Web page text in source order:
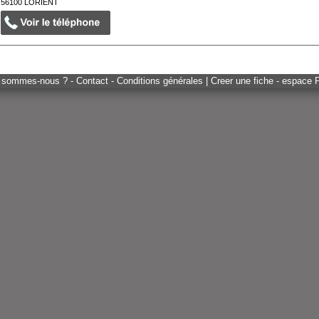
56100 LORIENT
nous ? - Contact - Conditions générales Creer une fiche - espace